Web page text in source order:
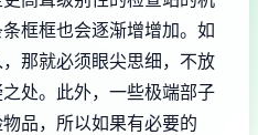
框框也会逐渐增增加。如
那就必须眼尖思细，不放
处。此外，一些极端部子
品，所以如果有必要的